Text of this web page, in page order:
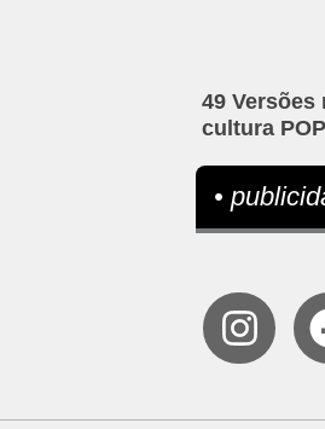
49
cultura
•